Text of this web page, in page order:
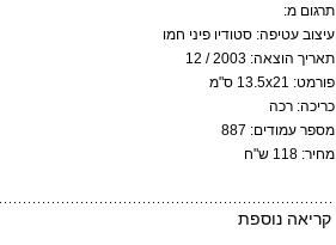
תרגום מ:
עיצוב עטיפה: סטודיו פיני חמו
תאריך הוצאה: 2003 / 12
פורמט: 13.5x21 ס"מ
כריכה: רכה
מספר עמודים: 887
מחיר: 118 ש"ח
קריאה נוספת